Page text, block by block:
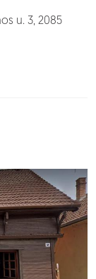
u. 3, 2085